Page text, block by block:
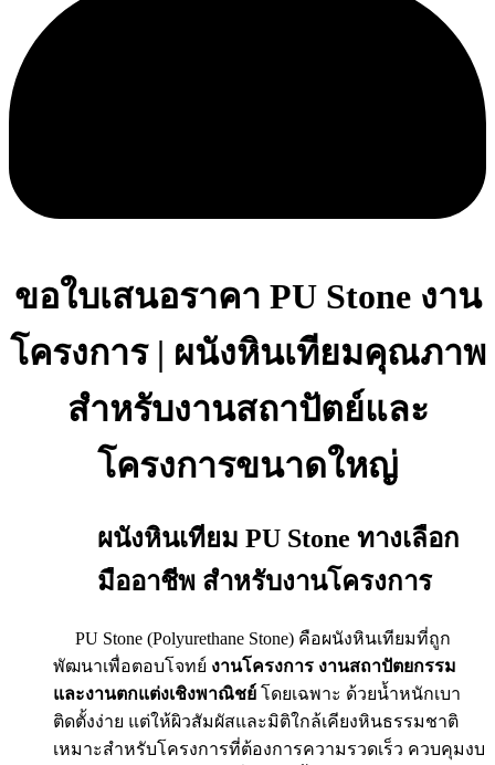
ขอใบเสนอราคา PU Stone งาน
โครงการ | ผนังหินเทียมคุณภาพ
สำหรับงานสถาปัตย์และ
โครงการขนาดใหญ่
ผนังหินเทียม PU Stone ทางเลือก
มืออาชีพ สำหรับงานโครงการ
PU Stone (Polyurethane Stone) คือผนังหินเทียมที่ถูก
พัฒนาเพื่อตอบโจทย์ งานโครงการ งานสถาปัตยกรรม
และงานตกแต่งเชิงพาณิชย์ โดยเฉพาะ ด้วยน้ำหนักเบา
ติดตั้งง่าย แต่ให้ผิวสัมผัสและมิติใกล้เคียงหินธรรมชาติ
เหมาะสำหรับโครงการที่ต้องการความรวดเร็ว ควบคุมงบ